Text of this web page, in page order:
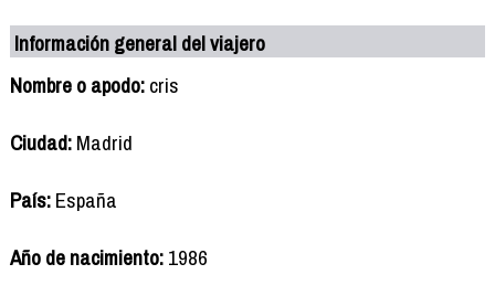
Información general del viajero
Nombre o apodo:cris
Ciudad:Madrid
País:España
Año de nacimiento:1986